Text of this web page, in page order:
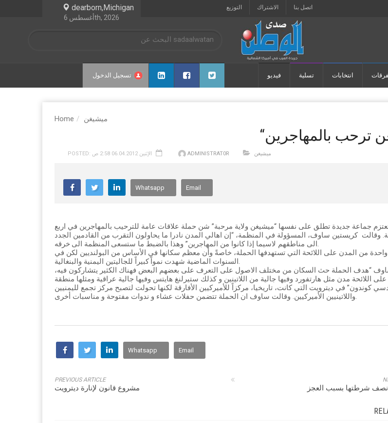
dearborn,Michigan
أغسطس 6th, 2026
اتصل بنا الاشتراك التوزيع
تسجيل الدخول انتخابات تسلية فيديو
Home ميشيغن
POSTED: الإثنين 06.04.2012 2:58 ص ADMINISTRAT0R ميشيغن
Whatsapp Email
جماعة جديدة تطلق على نفسها “ميشيغن ولاية مرحبة” شن حملة علاقات عامة للترحيب بالمهاجرين في اربع
وقالت كريستين ساوف، المسؤولة في المنظمة، “إن اهالي المدن نادرا ما يحاولون التقرب من القادمين الجدد
الى مناطقهم لاسيما إذا كانوا من المهاجرين” وهذا بالضبط ما ستسعى المنظمة الى خرقه.
من المدن على اللائحة التي تستهدفها الحملة، خاصةً وأن معظم سكانها في الأساس من البولنديين لكن في
السنوات الماضية شهدت نمواً كبيراً للجاليتين اليمنية والبنغالية.
“هدف الحملة حث السكان من مختلف الاصول على التعرف على بعضهم البعض فهناك الكثير يتشاركون فيه،
اللائحة مدن مثل هارتفورد وفيها جالية من اللاتينين و كذلك ستيرلنغ هايتس وفيها جالية عراقية ومثلها منطقة
كوندون” في ديترويت التي كانت، تاريخيا، مركزاً للأميركيين الأفارقة لكنها تحولت لتصبح مركز تجمع لليمنيين
واللاتينيين الأميركيين. وقالت ساوف ان الحملة تتضمن حفلات عشاء و ندوات مفتوحة و مناسبات أخرى.
Whatsapp Email
شرطتها بسبب العجز
PREVIOUS ARTICLE
مشروع قانون لإنارة ديترويت